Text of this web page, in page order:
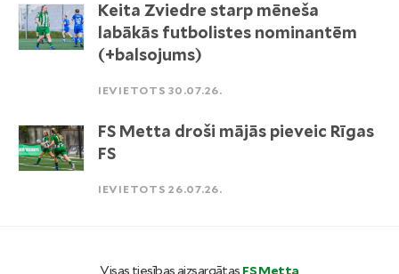
Keita Zviedre starp mēneša
labākās futbolistes nominantēm
(+balsojums)
IEVIETOTS 30.07.26.
FS Metta droši mājās pieveic Rīgas
FS
IEVIETOTS 26.07.26.
Visas tiesības aizsargātas FS Metta